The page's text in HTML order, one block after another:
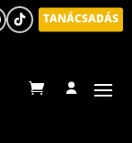
TANÁCSADÁS